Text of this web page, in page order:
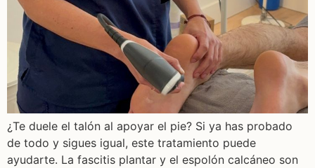
¿Te duele el talón al apoyar el pie? Si ya has probado
de todo y sigues igual, este tratamiento puede
ayudarte. La fascitis plantar y el espolón calcáneo son